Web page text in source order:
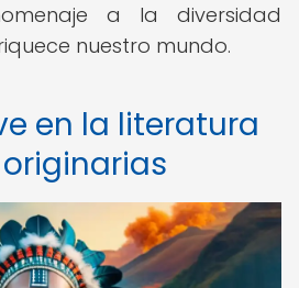
a la diversidad
nuestro mundo.
en la literatura